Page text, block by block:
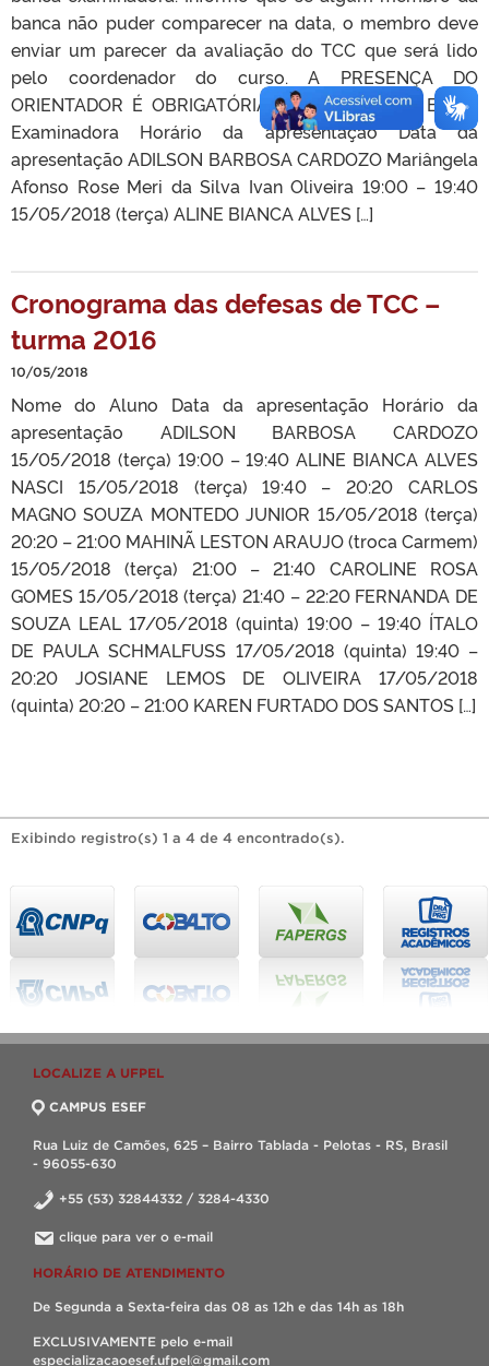
banca não puder comparecer na data, o membro deve
enviar um parecer da avaliação do TCC que será lido
pelo coordenador do curso. A PRESENÇA DO
ORIENTADOR É OBRIGATÓRIA. Nome do Aluno Banca
Examinadora Horário da apresentação Data da
apresentação ADILSON BARBOSA CARDOZO Mariângela
Afonso Rose Meri da Silva Ivan Oliveira 19:00 – 19:40
15/05/2018 (terça) ALINE BIANCA ALVES […]
Cronograma das defesas de TCC –
turma 2016
10/05/2018
Nome do Aluno Data da apresentação Horário da
apresentação ADILSON BARBOSA CARDOZO
15/05/2018 (terça) 19:00 – 19:40 ALINE BIANCA ALVES
NASCI 15/05/2018 (terça) 19:40 – 20:20 CARLOS
MAGNO SOUZA MONTEDO JUNIOR 15/05/2018 (terça)
20:20 – 21:00 MAHINÃ LESTON ARAUJO (troca Carmem)
15/05/2018 (terça) 21:00 – 21:40 CAROLINE ROSA
GOMES 15/05/2018 (terça) 21:40 – 22:20 FERNANDA DE
SOUZA LEAL 17/05/2018 (quinta) 19:00 – 19:40 ÍTALO
DE PAULA SCHMALFUSS 17/05/2018 (quinta) 19:40 –
20:20 JOSIANE LEMOS DE OLIVEIRA 17/05/2018
(quinta) 20:20 – 21:00 KAREN FURTADO DOS SANTOS […]
Exibindo registro(s) 1 a 4 de 4 encontrado(s).
LOCALIZE A UFPEL
CAMPUS ESEF
Rua Luiz de Camões, 625 – Bairro Tablada - Pelotas - RS, Brasil
- 96055-630
+55 (53) 32844332 / 3284-4330
clique para ver o e-mail
HORÁRIO DE ATENDIMENTO
De Segunda a Sexta-feira das 08 as 12h e das 14h as 18h
EXCLUSIVAMENTE pelo e-mail
especializacaoesef.ufpel@gmail.com